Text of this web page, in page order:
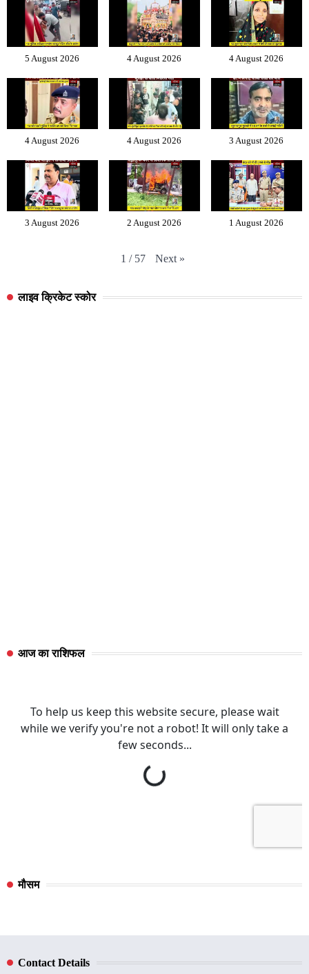
5 August 2026 4 August 2026 4 August 2026
4 August 2026 4 August 2026 3 August 2026
3 August 2026 2 August 2026 1 August 2026
1 / 57 Next »
लाइव क्रिकेट स्कोर
आज का राशिफल
मौसम
Contact Details